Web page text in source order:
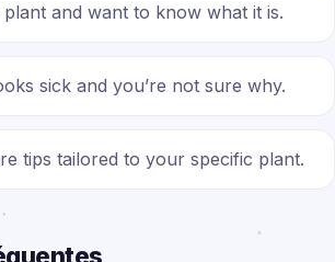
and want to know what it is.
sick and you’re not sure why.
tips tailored to your specific plant.